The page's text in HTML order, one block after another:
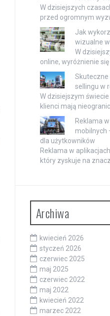
W dzisiejszych
przed ogromnym
Jak
wizualne
W
online, wyróżnienie
sellingu w
W dzisiejszym
klienci mają
Reklama
mobilnych
dla użytkowników
Reklama w
który zyskuje na
Archiwa
kwiecień 2026
styczeń 2026
czerwiec 2025
maj 2025
czerwiec 2022
maj 2022
kwiecień 2022
marzec 2022